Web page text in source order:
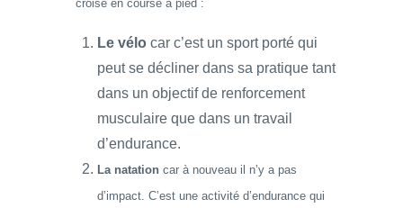
croisé en course à pied :
Le vélo car c’est un sport porté qui
peut se décliner dans sa pratique tant
dans un objectif de renforcement
musculaire que dans un travail
d’endurance.
La natation car à nouveau il n’y a pas
d’impact. C’est une activité d’endurance qui